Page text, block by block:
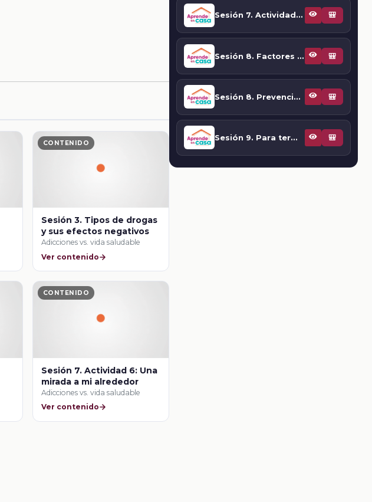
CONTENIDO
Sesión 3. Tipos de drogas
y sus efectos negativos
Adicciones vs. vida saludable
Ver contenido
CONTENIDO
Sesión 7. Actividad 6: Una
mirada a mi alrededor
Adicciones vs. vida saludable
Ver contenido
Sesión 7. Actividad 6: Una mirada a mi alrededor 🎒
Sesión 8. Factores de riesgo y factores de protección 🎒
Sesión 8. Prevención de adicciones 🎒
Sesión 9. Para terminar 🎒